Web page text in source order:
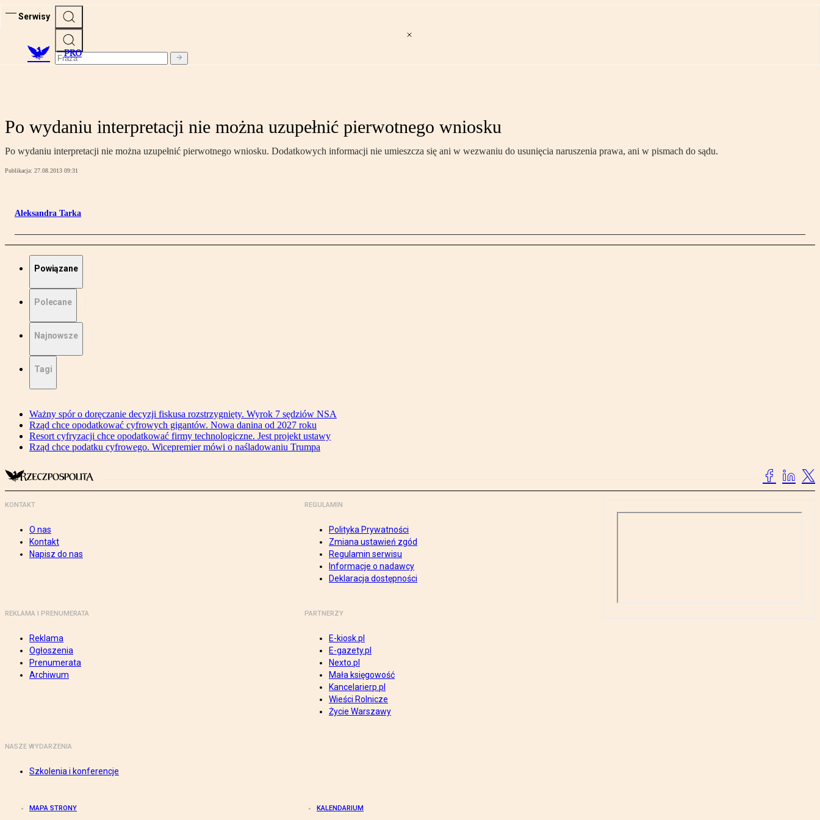
Serwisy
PRO
Po wydaniu interpretacji nie można uzupełnić pierwotnego wniosku
Po wydaniu interpretacji nie można uzupełnić pierwotnego wniosku. Dodatkowych informacji nie umieszcza się ani w wezwaniu do usunięcia naruszenia prawa, ani w pismach do sądu.
Publikacja: 27.08.2013 09:31
Aleksandra Tarka
Powiązane
Polecane
Najnowsze
Tagi
Ważny spór o doręczanie decyzji fiskusa rozstrzygnięty. Wyrok 7 sędziów NSA
Rząd chce opodatkować cyfrowych gigantów. Nowa danina od 2027 roku
Resort cyfryzacji chce opodatkować firmy technologiczne. Jest projekt ustawy
Rząd chce podatku cyfrowego. Wicepremier mówi o naśladowaniu Trumpa
KONTAKT
O nas
Kontakt
Napisz do nas
REGULAMIN
Polityka Prywatności
Zmiana ustawień zgód
Regulamin serwisu
Informacje o nadawcy
Deklaracja dostępności
REKLAMA I PRENUMERATA
Reklama
Ogłoszenia
Prenumerata
Archiwum
PARTNERZY
E-kiosk.pl
E-gazety.pl
Nexto.pl
Mała księgowość
Kancelarierp.pl
Wieści Rolnicze
Życie Warszawy
NASZE WYDARZENIA
Szkolenia i konferencje
MAPA STRONY KALENDARIUM